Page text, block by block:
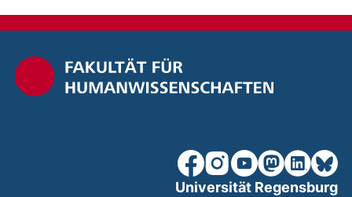
unsere Facebook-Seite
unsere Instagram-
unsere YouTube-
unsereunsere
Universität Regensburg